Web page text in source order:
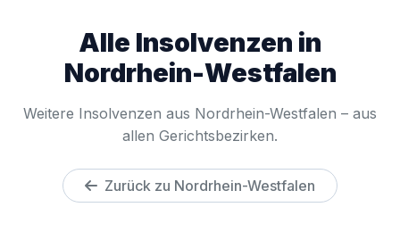
Alle Insolvenzen in
Nordrhein-Westfalen
Weitere Insolvenzen aus Nordrhein-Westfalen – aus
allen Gerichtsbezirken.
Zurück zu Nordrhein-Westfalen